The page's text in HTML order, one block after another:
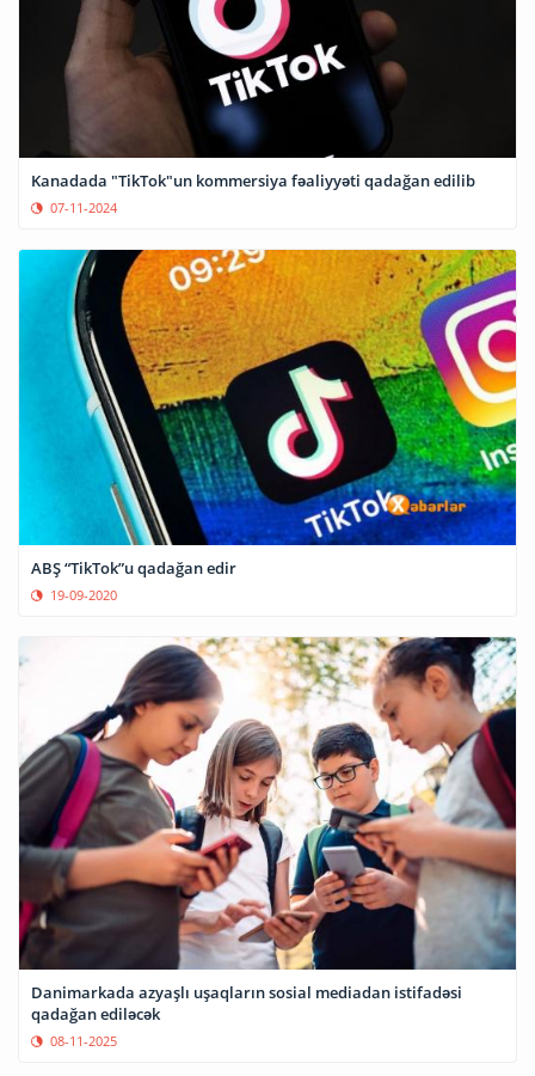
Kanadada "TikTok"un kommersiya fəaliyyəti qadağan edilib
07-11-2024
ABŞ “TikTok”u qadağan edir
19-09-2020
Danimarkada azyaşlı uşaqların sosial mediadan istifadəsi
qadağan ediləcək
08-11-2025